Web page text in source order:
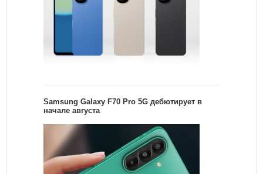
Samsung Galaxy F70 Pro 5G дебютирует в
начале августа